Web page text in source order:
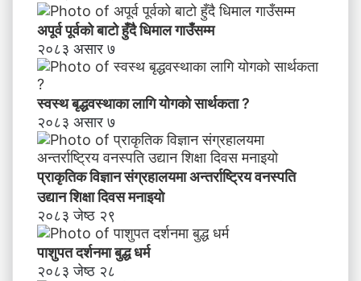
अपूर्व पूर्वको बाटो हुँदै धिमाल गाउँसम्म
२०८३ असार ७
स्वस्थ बृद्धवस्थाका लागि योगको सार्थकता ?
२०८३ असार ७
प्राकृतिक विज्ञान संग्रहालयमा अन्तर्राष्ट्रिय वनस्पति
उद्यान शिक्षा दिवस मनाइयाे
२०८३ जेष्ठ २९
पाशुपत दर्शनमा बुद्ध धर्म​
२०८३ जेष्ठ २८